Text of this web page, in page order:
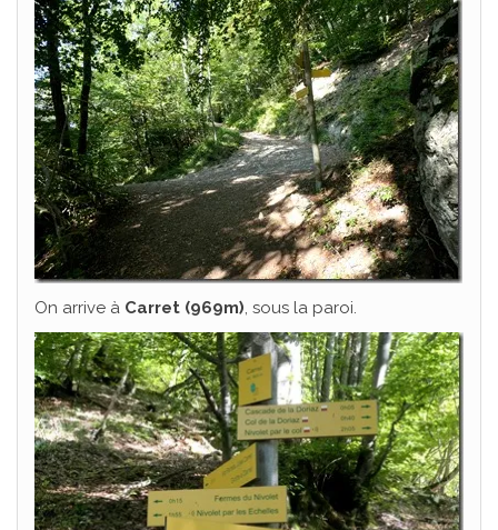
On arrive à Carret (969m), sous la paroi.